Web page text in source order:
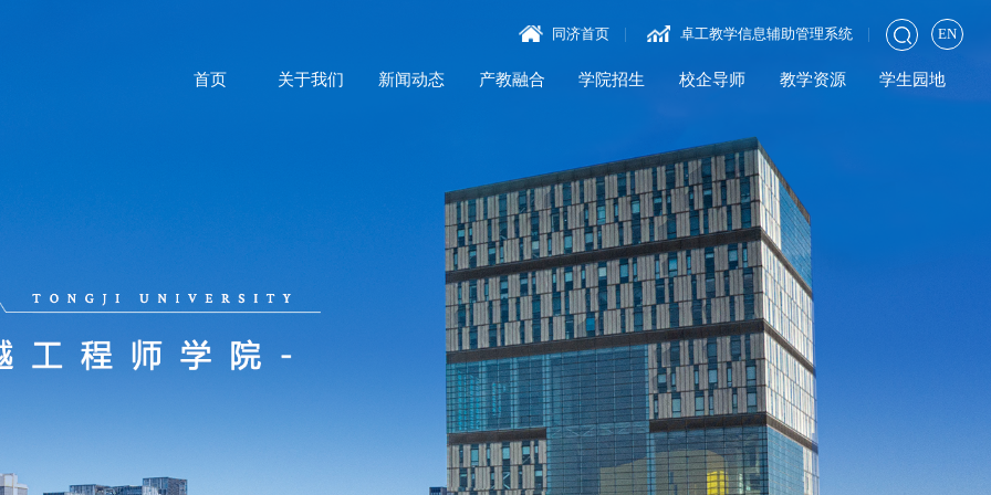
同济首页 卓工教学信息辅助管理系统 EN
首页 关于我们 新闻动态 产教融合 学院招生 校企导师 教学资源 学生园地